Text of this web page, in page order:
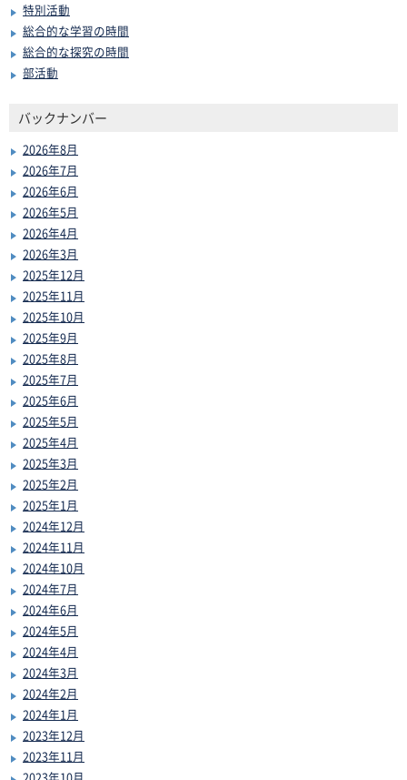
特別活動
総合的な学習の時間
総合的な探究の時間
部活動
バックナンバー
2026年8月
2026年7月
2026年6月
2026年5月
2026年4月
2026年3月
2025年12月
2025年11月
2025年10月
2025年9月
2025年8月
2025年7月
2025年6月
2025年5月
2025年4月
2025年3月
2025年2月
2025年1月
2024年12月
2024年11月
2024年10月
2024年7月
2024年6月
2024年5月
2024年4月
2024年3月
2024年2月
2024年1月
2023年12月
2023年11月